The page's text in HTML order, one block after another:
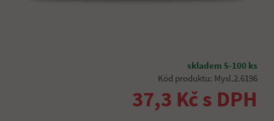
skladem 5-100 ks
Kód produktu: Mysl.2.6196
37,3 Kč s DPH